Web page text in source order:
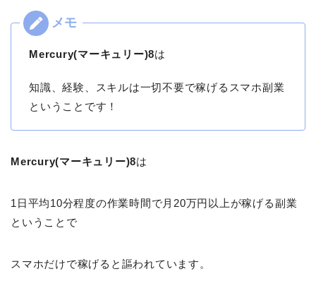
Mercury(マーキュリー)8は
知識、経験、スキルは一切不要で稼げるスマホ副業
ということです！
Mercury(マーキュリー)8は
1日平均10分程度の作業時間で月20万円以上が稼げる副業
ということで
スマホだけで稼げると謳われています。